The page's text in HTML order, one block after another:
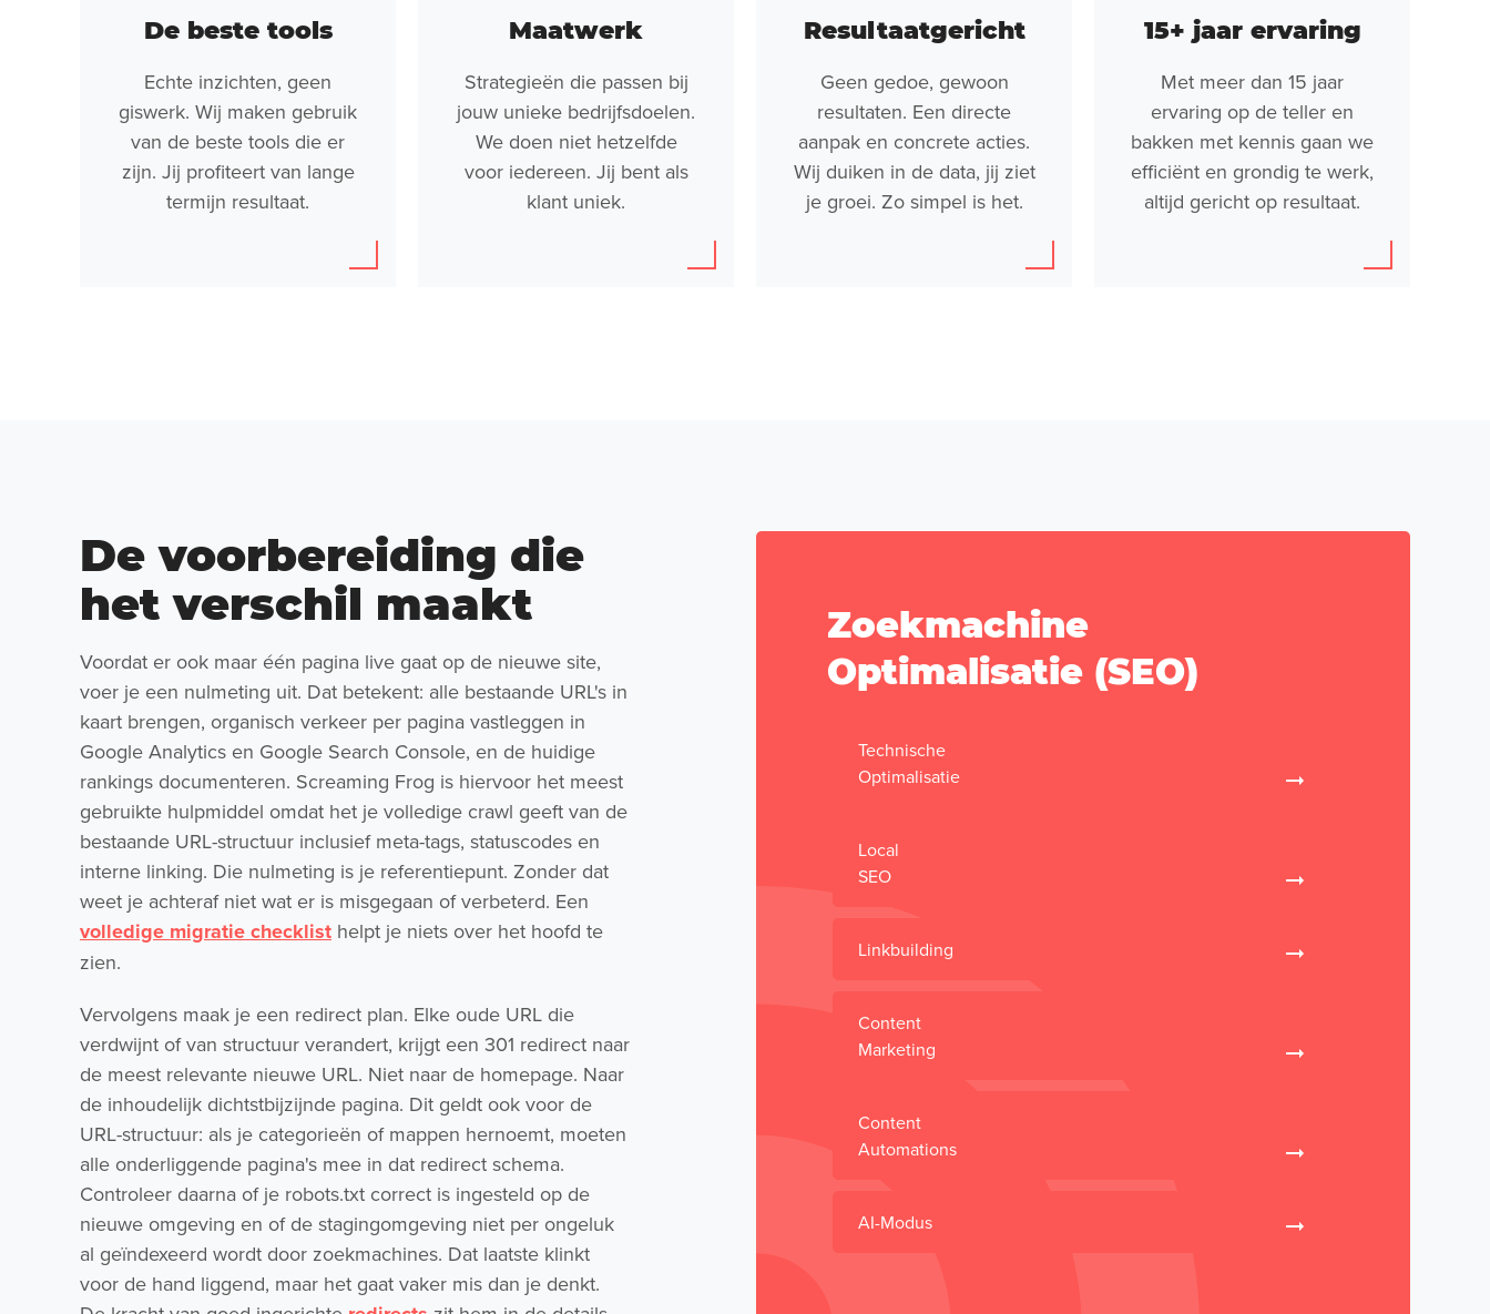
De beste tools
Echte inzichten, geen
giswerk. Wij maken gebruik
van de beste tools die er
zijn. Jij profiteert van lange
termijn resultaat.
Maatwerk
Strategieën die passen bij
jouw unieke bedrijfsdoelen.
We doen niet hetzelfde
voor iedereen. Jij bent als
klant uniek.
Resultaatgericht
Geen gedoe, gewoon
resultaten. Een directe
aanpak en concrete acties.
Wij duiken in de data, jij ziet
je groei. Zo simpel is het.
15+ jaar ervaring
Met meer dan 15 jaar
ervaring op de teller en
bakken met kennis gaan we
efficiënt en grondig te werk,
altijd gericht op resultaat.
De voorbereiding die
het verschil maakt
Voordat er ook maar één pagina live gaat op de nieuwe site,
voer je een nulmeting uit. Dat betekent: alle bestaande URL's in
kaart brengen, organisch verkeer per pagina vastleggen in
Google Analytics en Google Search Console, en de huidige
rankings documenteren. Screaming Frog is hiervoor het meest
gebruikte hulpmiddel omdat het je volledige crawl geeft van de
bestaande URL-structuur inclusief meta-tags, statuscodes en
interne linking. Die nulmeting is je referentiepunt. Zonder dat
weet je achteraf niet wat er is misgegaan of verbeterd. Een
volledige migratie checklist helpt je niets over het hoofd te
zien.
Vervolgens maak je een redirect plan. Elke oude URL die
verdwijnt of van structuur verandert, krijgt een 301 redirect naar
de meest relevante nieuwe URL. Niet naar de homepage. Naar
de inhoudelijk dichtstbijzijnde pagina. Dit geldt ook voor de
URL-structuur: als je categorieën of mappen hernoemt, moeten
alle onderliggende pagina's mee in dat redirect schema.
Controleer daarna of je robots.txt correct is ingesteld op de
nieuwe omgeving en of de stagingomgeving niet per ongeluk
al geïndexeerd wordt door zoekmachines. Dat laatste klinkt
voor de hand liggend, maar het gaat vaker mis dan je denkt.
Zoekmachine
Optimalisatie (SEO)
Technische
Optimalisatie
Local
SEO
Linkbuilding
Content
Marketing
Content
Automations
AI-Modus